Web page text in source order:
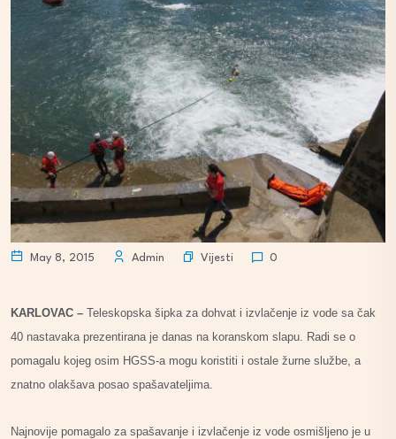
May 8, 2015 Admin Vijesti 0
KARLOVAC – Teleskopska šipka za dohvat i izvlačenje iz vode sa čak
40 nastavaka prezentirana je danas na koranskom slapu. Radi se o
pomagalu kojeg osim HGSS-a mogu koristiti i ostale žurne službe, a
znatno olakšava posao spašavateljima.
Najnovije pomagalo za spašavanje i izvlačenje iz vode osmišljeno je u